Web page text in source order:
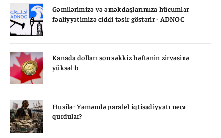
Gəmilərimizə və əməkdaşlarımıza hücumlar
fəaliyyətimizə ciddi təsir göstərir - ADNOC
Kanada dolları son səkkiz həftənin zirvəsinə
yüksəlib
Husilər Yəməndə paralel iqtisadiyyatı necə
qurdular?